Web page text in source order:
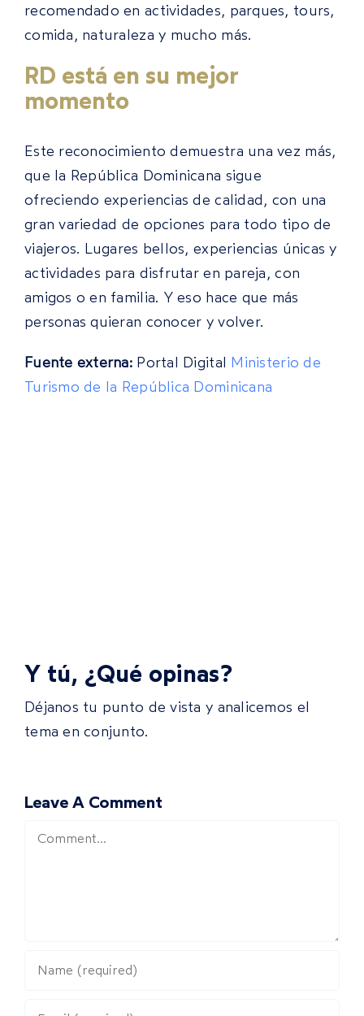
recomendado en actividades, parques, tours,
comida, naturaleza y mucho más.
RD está en su mejor
momento
Este reconocimiento demuestra una vez más,
que la República Dominicana sigue
ofreciendo experiencias de calidad, con una
gran variedad de opciones para todo tipo de
viajeros. Lugares bellos, experiencias únicas y
actividades para disfrutar en pareja, con
amigos o en familia. Y eso hace que más
personas quieran conocer y volver.
Fuente externa: Portal Digital Ministerio de
Turismo de la República Dominicana
Y tú, ¿Qué opinas?
Déjanos tu punto de vista y analicemos el
tema en conjunto.
Leave A Comment
Comment